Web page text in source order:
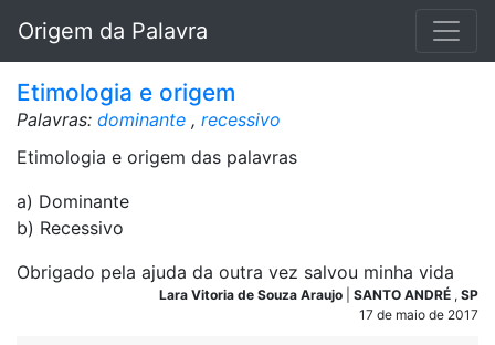
Origem da Palavra
Etimologia e origem
Palavras: dominante , recessivo
Etimologia e origem das palavras
a) Dominante
b) Recessivo
Obrigado pela ajuda da outra vez salvou minha vida
Lara Vitoria de Souza Araujo SANTO ANDRÉ , SP
17 de maio de 2017